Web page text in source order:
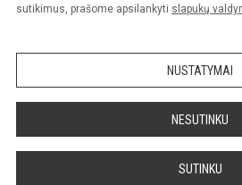
sutikimus, prašome apsilankyti slapukų
NUSTATYMAI
NESUTINKU
SUTINKU
Sumanus būdas atnaujinti